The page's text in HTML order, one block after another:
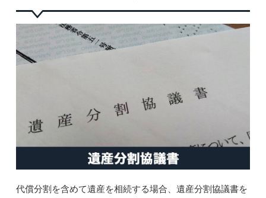
代償分割を含めて遺産を相続する場合、遺産分割協議書を